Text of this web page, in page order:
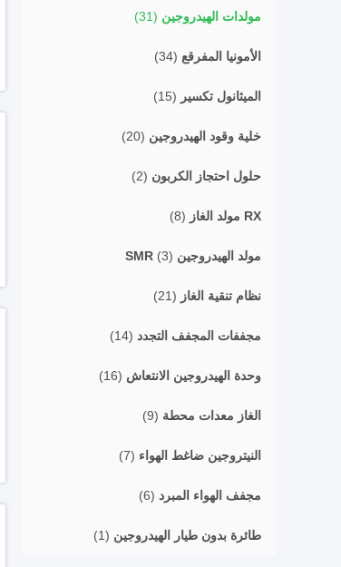
مولدات الهيدروجين (31)
الأمونيا المفرقع (34)
الميثانول تكسير (15)
خلية وقود الهيدروجين (20)
حلول احتجاز الكربون (2)
RX مولد الغاز (8)
مولد الهيدروجين SMR (3)
نظام تنقية الغاز (21)
مجففات المجفف التجدد (14)
وحدة الهيدروجين الانتعاش (16)
الغاز معدات محطة (9)
النيتروجين ضاغط الهواء (7)
مجفف الهواء المبرد (6)
طائرة بدون طيار الهيدروجين (1)